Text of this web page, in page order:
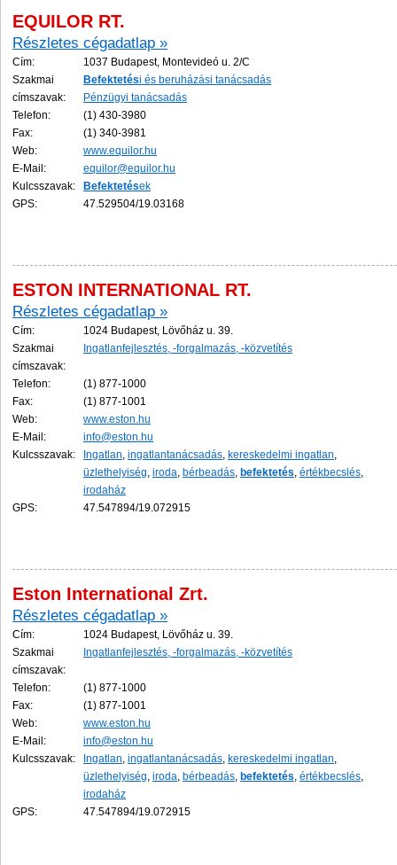
EQUILOR RT.
Részletes cégadatlap »
Cím:
1037 Budapest, Montevideó u. 2/C
Szakmai
címszavak:
Befektetési és beruházási tanácsadás
Pénzügyi tanácsadás
Telefon:
(1) 430-3980
Fax:
(1) 340-3981
Web:
www.equilor.hu
E-Mail:
equilor@equilor.hu
Kulcsszavak:
Befektetések
GPS:
47.529504/19.03168
ESTON INTERNATIONAL RT.
Részletes cégadatlap »
Cím:
1024 Budapest, Lövőház u. 39.
Szakmai
címszavak:
Ingatlanfejlesztés, -forgalmazás, -közvetítés
Telefon:
(1) 877-1000
Fax:
(1) 877-1001
Web:
www.eston.hu
E-Mail:
info@eston.hu
Kulcsszavak:
Ingatlan, ingatlantanácsadás, kereskedelmi ingatlan,
üzlethelyiség, iroda, bérbeadás, befektetés, értékbecslés,
irodaház
GPS:
47.547894/19.072915
Eston International Zrt.
Részletes cégadatlap »
Cím:
1024 Budapest, Lövőház u. 39.
Szakmai
címszavak:
Ingatlanfejlesztés, -forgalmazás, -közvetítés
Telefon:
(1) 877-1000
Fax:
(1) 877-1001
Web:
www.eston.hu
E-Mail:
info@eston.hu
Kulcsszavak:
Ingatlan, ingatlantanácsadás, kereskedelmi ingatlan,
üzlethelyiség, iroda, bérbeadás, befektetés, értékbecslés,
irodaház
GPS:
47.547894/19.072915